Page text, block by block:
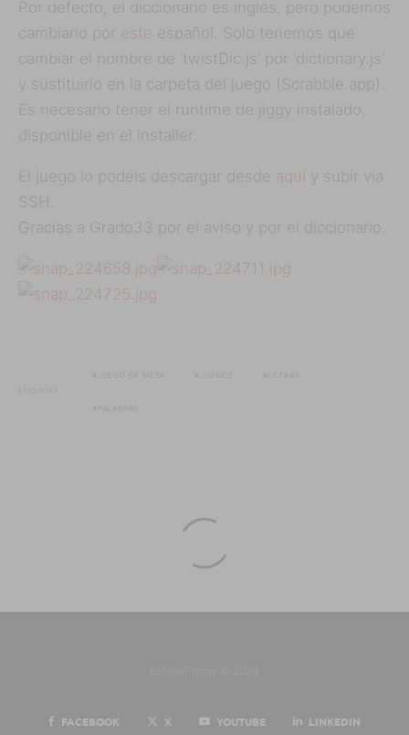
Por defecto, el diccionario es inglés, pero podemos
cambiarlo por este español. Solo tenemos que
cambiar el nombre de ‘twistDic.js’ por ‘dictionary.js’
y sustituirlo en la carpeta del juego (Scrabble.app).
Es necesario tener el runtime de jiggy instalado,
disponible en el installer.
El juego lo podéis descargar desde aquí y subir via
SSH.
Gracias a Grado33 por el aviso y por el diccionario.
ETIQUETAS
JUEGO DE MESA LETRAS
PALABRAS
FACEBOOK X YOUTUBE LINKEDIN